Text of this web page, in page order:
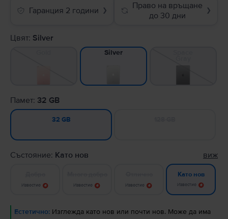
Гаранция 2 години ❯
Право на връщане
до 30 дни
❯
Цвят: Silver
Silver
Памет: 32 GB
32 GB
Състояние: Като нов виж
Известие Известие Известие
Като нов
Известие
Естетично: Изглежда като нов или почти нов. Може да има